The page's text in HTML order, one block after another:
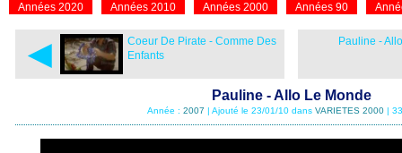
Années 2020
Années 2010 Années 2000 Années 90
◄
Coeur De Pirate - Comme Des
Enfants
Pauline -
Pauline - Allo Le Monde
Année : 2007 | Ajouté le 23/01/10 dans VARIETES 2000|